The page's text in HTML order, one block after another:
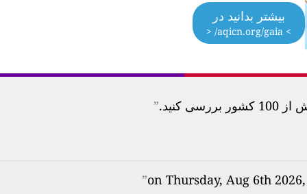
بیشتر بدانید در
> aqicn.org/gaia/ <
کنید. ”
”